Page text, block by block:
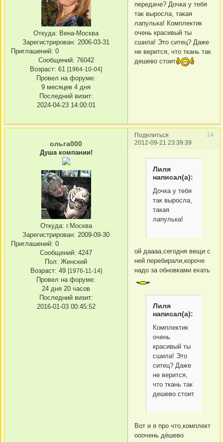
Откуда: Вена-Москва
Зарегистрирован: 2006-03-31
Приглашений: 0
Сообщений: 76042
Возраст: 61 [1964-10-04]
Провел на форуме:
9 месяцев 4 дня
Последний визит:
2024-04-23 14:00:01
передаче? Дочка у тебя
так выросла, такая
лапулька! Комплектик
очень красивый ты
сшила! Это ситец? Даже
не верится, что ткань так
дешево стоит
Поделиться
14
2012-09-21 23:39:39
ольга000
Душа компании!
Откуда: г.Москва
Зарегистрирован: 2009-09-30
Приглашений: 0
Сообщений: 4247
Пол: Женский
Возраст: 49 [1976-11-14]
Провел на форуме:
24 дня 20 часов
Последний визит:
2016-01-03 00:45:52
Лиля
написал(а):
Дочка у тебя
так выросла,
такая
лапулька!
ой даааа,сегодня вещи с
ней перебирали,короче
надо за обновками ехать
Лиля
написал(а):
Комплектик
очень
красивый ты
сшила! Это
ситец? Даже
не верится,
что ткань так
дешево стоит
Вот и я про что,комплект
ооочень дёшево